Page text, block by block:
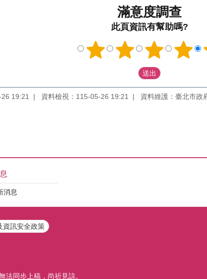
滿意度調查
此頁資訊有幫助嗎?
19:21 資料檢視：115-05-26 19:21 資料維護：臺北市政
消息
資訊安全政策
同步上稿，尚祈見諒。